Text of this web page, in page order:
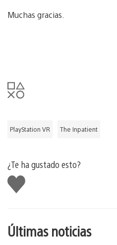
Muchas gracias.
PlayStation VR The Inpatient
¿Te ha gustado esto?
Me
gusta
Últimas noticias